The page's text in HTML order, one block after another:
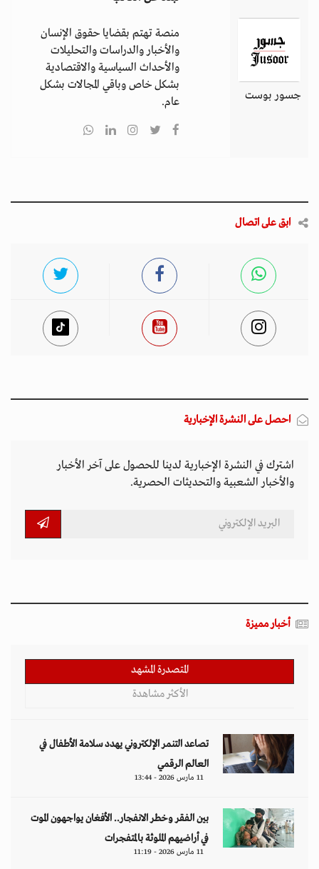
جسور بوست
منصة تهتم بقضايا حقوق الإنسان
والأخبار والدراسات والتحليلات
والأحداث السياسية والاقتصادية
بشكل خاص وباقي المجالات بشكل
عام.
ابق على اتصال
احصل على النشرة الإخبارية
اشترك في النشرة الإخبارية لدينا للحصول على آخر الأخبار
والأخبار الشعبية والتحديثات الحصرية.
أخبار مميزة
المتصدرة المشهد
الأكثر مشاهدة
تصاعد التنمر الإلكتروني يهدد سلامة الأطفال في
العالم الرقمي
11 مارس 2026 - 13:44
بين الفقر وخطر الانفجار.. الأفغان يواجهون الموت
في أراضيهم الملوثة بالمتفجرات
11 مارس 2026 - 11:19